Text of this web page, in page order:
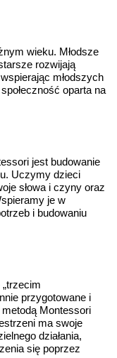
wieku. Młodsze
rozwijają
młodszych
oparta na
jest budowanie
Uczymy dzieci
słowa i czyny oraz
je w
i budowaniu
przygotowane i
Montessori
ma swoje
działania,
się poprzez